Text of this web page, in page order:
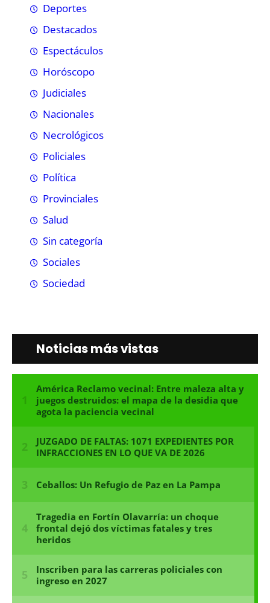
Deportes
Destacados
Espectáculos
Horóscopo
Judiciales
Nacionales
Necrológicos
Policiales
Política
Provinciales
Salud
Sin categoría
Sociales
Sociedad
Noticias más vistas